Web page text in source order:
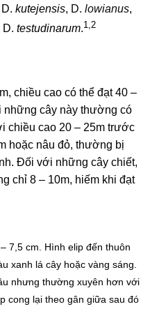
kutejensis, D. lowianus,
D. testudinarum.1,2
chiều cao có thể đạt 40 –
những cây này thường có
chiều cao 20 – 25m trước
hoặc nâu đỏ, thường bị
Đối với những cây chiết,
chỉ 8 – 10m, hiếm khi đạt
7,5 cm. Hình elip đến thuôn
xanh lá cây hoặc vàng sáng.
nhưng thường xuyên hơn với
cong lại theo gân giữa sau đó